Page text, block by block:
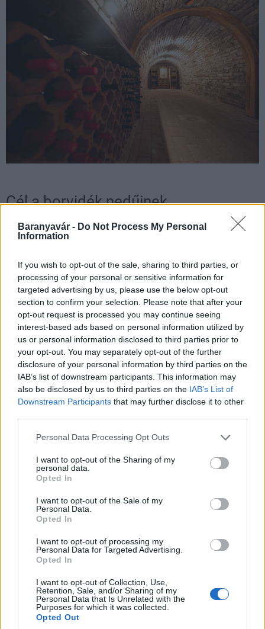
Baranyavár - Do Not Process My Personal
Information
If you wish to opt-out of the sale, sharing to third parties, or
processing of your personal or sensitive information for
targeted advertising by us, please use the below opt-out
section to confirm your selection. Please note that after your
opt-out request is processed you may continue seeing
interest-based ads based on personal information utilized by
us or personal information disclosed to third parties prior to
your opt-out. You may separately opt-out of the further
disclosure of your personal information by third parties on the
IAB’s list of downstream participants. This information may
also be disclosed by us to third parties on the IAB’s List of
Downstream Participants that may further disclose it to other
Please note that this website/app uses one or more Google
not limited to your visit or usage behaviour. You may click to
grant or deny consent to Google and its third-party tags to
use your data for below specified purposes in below Google
consent section.
Personal Data Processing Opt Outs
I want to opt-out of the Sharing of my
personal data.
Opted In
I want to opt-out of the Sale of my
Personal Data.
Opted In
I want to opt-out of processing my
Personal Data for Targeted Advertising.
Opted In
I want to opt-out of Collection, Use,
Retention, Sale, and/or Sharing of my
Personal Data that Is Unrelated with the
Purposes for which it was collected.
Opted Out
Cél a borvidék nedűinek
Az átfogó fejlesztés érintette a Birtokhoz tartozó
Borozó néven nyitotta meg kapuit a KNÁB-N Kft.
tulajdonában lévő ingatlanon, a nemesnádudvari
pincefalu központi pincesorának tartott Máriavölgye
pincesoron. Az 55 fő befogadására alkalmas, csaknem 90
nm-es épület ma már komplex turisztikai szolgáltatást
nyújt, miután a borozó/rendezvényház mintabolttal és
bemutató pincével is bővült.
Nemesnádudvar a dél-alföldi borászat
valósult meg. A kialakított egységek és a
kiegészítő infrastruktúra hozzájárul a helyi
termékekre – különösen a borra – épülő
borkultúra népszerűsítéséhez. A
rendezvényház hiánypótló borkóstolókkal
és bortúrákkal egybekötött programokat
biztosít a községbe látogató vendégek és
turisták, valamint a helyi közösség
számára.